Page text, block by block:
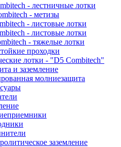
- лестничные лотки
- метизы
- листовые лотки
- листовые лотки
- тяжелые лотки
проходки
лотки - "D5 Combitech"
и заземление
молниезащита
заземление